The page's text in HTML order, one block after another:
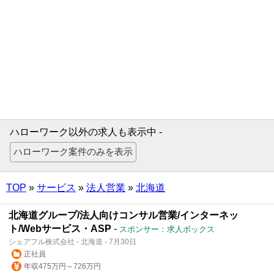
ハローワーク以外の求人も表示中 -
TOP » サービス » 法人営業 » 北海道
北海道グループ/法人向けコンサル営業/インターネッ
ト/Webサービス・ASP - スポンサー：求人ボックス
シェアフル株式会社 - 北海道 - 7月30日
正社員
年収475万円～726万円